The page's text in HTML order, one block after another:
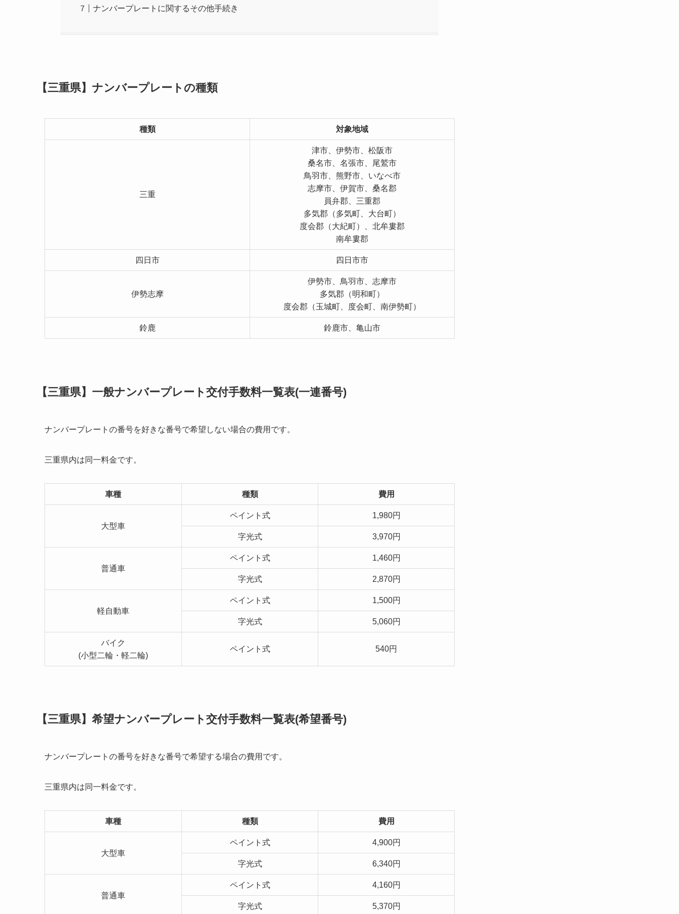
ナンバープレートに関するその他手続き
【三重県】ナンバープレートの種類
種類 対象地域
三重
津市、伊勢市、松阪市
桑名市、名張市、尾鷲市
鳥羽市、熊野市、いなべ市
志摩市、伊賀市、桑名郡
員弁郡、三重郡
多気郡（多気町、大台町）
度会郡（大紀町）、北牟婁郡
南牟婁郡
四日市 四日市市
伊勢志摩
伊勢市、鳥羽市、志摩市
多気郡（明和町）
度会郡（玉城町、度会町、南伊勢町）
鈴鹿 鈴鹿市、亀山市
【三重県】一般ナンバープレート交付手数料一覧表(一連番号)
ナンバープレートの番号を好きな番号で希望しない場合の費用です。
三重県内は同一料金です。
車種 種類 費用
大型車
ペイント式 1,980円
字光式 3,970円
普通車
ペイント式 1,460円
字光式 2,870円
軽自動車
ペイント式 1,500円
字光式 5,060円
バイク
(小型二輪・軽二輪)
ペイント式 540円
【三重県】希望ナンバープレート交付手数料一覧表(希望番号)
ナンバープレートの番号を好きな番号で希望する場合の費用です。
三重県内は同一料金です。
車種 種類 費用
大型車
ペイント式 4,900円
字光式 6,340円
普通車
ペイント式 4,160円
字光式 5,370円